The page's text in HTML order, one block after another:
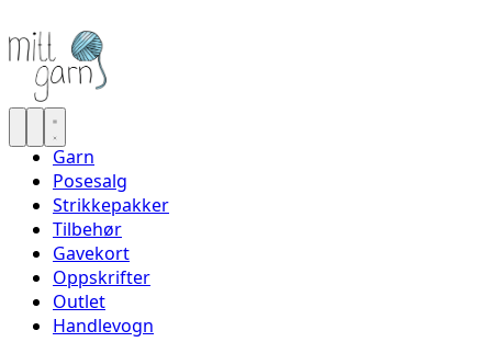
Garn
Posesalg
Strikkepakker
Tilbehør
Gavekort
Oppskrifter
Outlet
Handlevogn